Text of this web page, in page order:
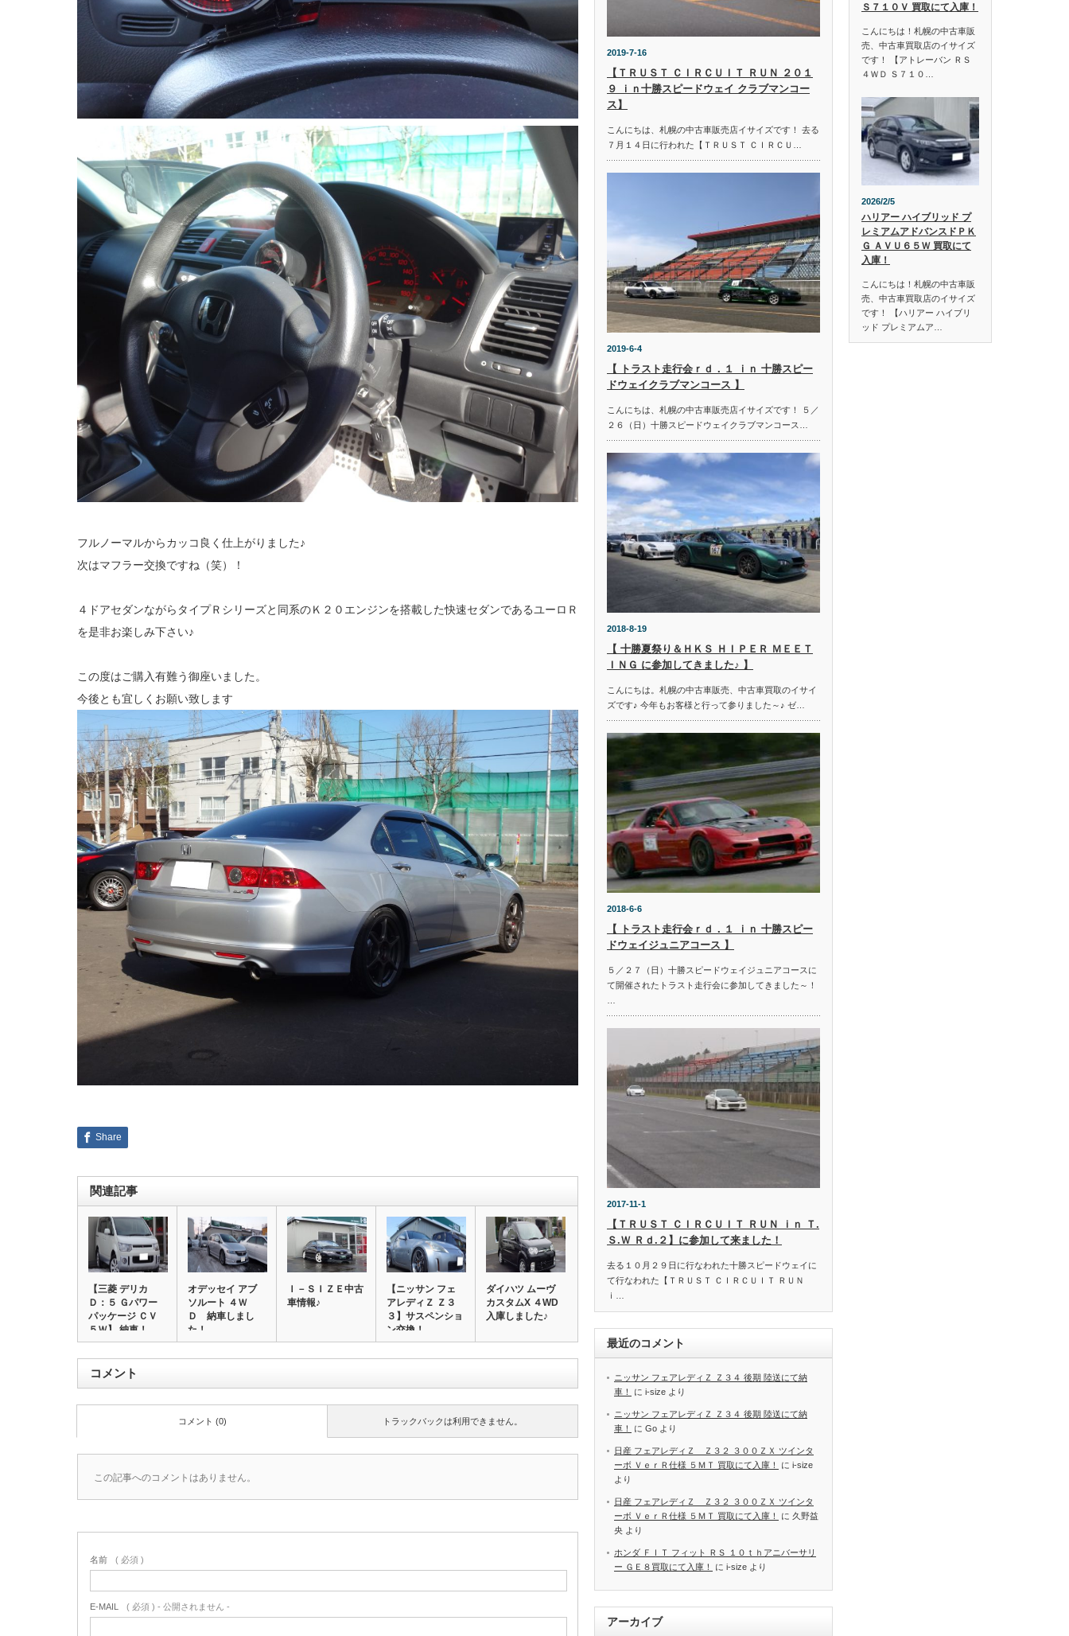
フルノーマルからカッコ良く仕上がりました♪
次はマフラー交換ですね（笑）！
４ドアセダンながらタイプＲシリーズと同系のＫ２０エンジンを搭載した快速セダンであるユーロＲ
を是非お楽しみ下さい♪
この度はご購入有難う御座いました。
今後とも宜しくお願い致します
Share
関連記事
【三菱 デリカ
Ｄ：５ Ｇパワー
パッケージ ＣＶ
５Ｗ】 納車！
オデッセイ アブ
ソルート ４Ｗ
Ｄ 納車しまし
た！
Ｉ－ＳＩＺＥ中古
車情報♪
【ニッサン フェ
アレディＺ Ｚ３
３】サスペンショ
ン交換！
ダイハツ ムーヴ
カスタムX ４WD
入庫しました♪
コメント
トラックバックは利用できません。
コメント (0)
この記事へのコメントはありません。
名前 ( 必須 )
E-MAIL ( 必須 ) - 公開されません -
2019-7-16
【ＴＲＵＳＴ ＣＩＲＣＵＩＴ ＲＵＮ ２０１
９ ｉｎ十勝スピードウェイ クラブマンコー
ス】
こんにちは、札幌の中古車販売店イサイズです！ 去る
７月１４日に行われた【ＴＲＵＳＴ ＣＩＲＣＵ…
2019-6-4
【 トラスト走行会ｒｄ．１ ｉｎ 十勝スピー
ドウェイクラブマンコース 】
こんにちは、札幌の中古車販売店イサイズです！ ５／
２６（日）十勝スピードウェイクラブマンコース…
2018-8-19
【 十勝夏祭り＆ＨＫＳ ＨＩＰＥＲ ＭＥＥＴ
ＩＮＧ に参加してきました♪ 】
こんにちは。札幌の中古車販売、中古車買取のイサイ
ズです♪ 今年もお客様と行って参りました～♪ ゼ…
2018-6-6
【 トラスト走行会ｒｄ．１ ｉｎ 十勝スピー
ドウェイジュニアコース 】
５／２７（日）十勝スピードウェイジュニアコースに
て開催されたトラスト走行会に参加してきました～！
2017-11-1
【ＴＲＵＳＴ ＣＩＲＣＵＩＴ ＲＵＮ ｉｎ Ｔ.
Ｓ.Ｗ Ｒｄ.２】に参加して来ました！
去る１０月２９日に行なわれた十勝スピードウェイに
て行なわれた【ＴＲＵＳＴ ＣＩＲＣＵＩＴ ＲＵＮ
ｉ…
最近のコメント
ニッサン フェアレディＺ Ｚ３４ 後期 陸送にて納
車！
に i-size より
ニッサン フェアレディＺ Ｚ３４ 後期 陸送にて納
車！
に Go より
日産 フェアレディＺ Ｚ３２ ３００ＺＸ ツインタ
ーボ ＶｅｒＲ仕様 ５ＭＴ 買取にて入庫！
に i-size
より
日産 フェアレディＺ Ｚ３２ ３００ＺＸ ツインタ
ーボ ＶｅｒＲ仕様 ５ＭＴ 買取にて入庫！
に 久野益
央 より
ホンダ ＦＩＴ フィット ＲＳ １０ｔｈアニバーサリ
ー ＧＥ８買取にて入庫！
に i-size より
アーカイブ
Ｓ７１０Ｖ 買取にて入庫！
こんにちは！札幌の中古車販
売、中古車買取店のイサイズ
です！ 【アトレーバン ＲＳ
４ＷＤ Ｓ７１０…
2026/2/5
ハリアー ハイブリッド プ
レミアムアドバンスドＰＫ
Ｇ ＡＶＵ６５Ｗ 買取にて
入庫！
こんにちは！札幌の中古車販
売、中古車買取店のイサイズ
です！ 【ハリアー ハイブリ
ッド プレミアムア…